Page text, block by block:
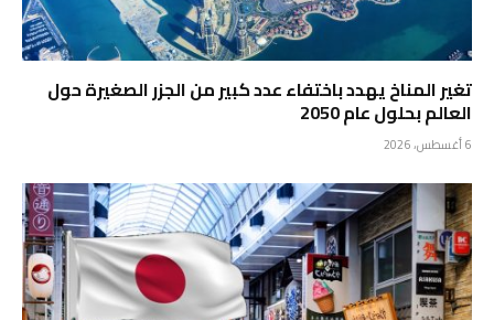
تغير المناخ يهدد باختفاء عدد كبير من الجزر الصغيرة حول
العالم بحلول عام 2050
6 أغسطس، 2026